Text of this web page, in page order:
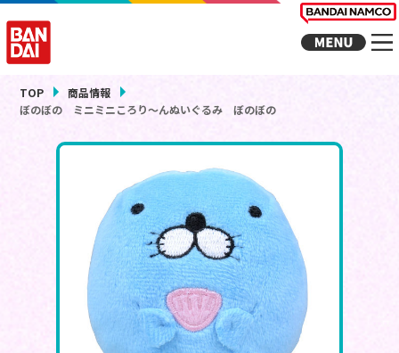
TOP
商品情報
ぼのぼの ミニミニころり～んぬいぐるみ ぼのぼの